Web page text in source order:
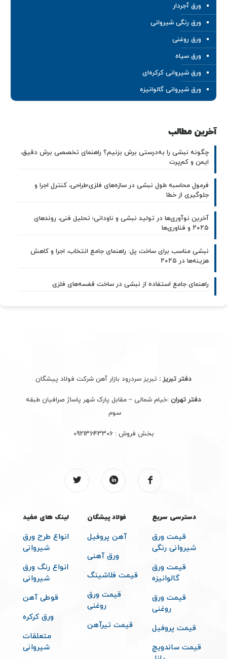
ورق آجردار
ورق رنگی شیروانی
ورق روغنی
ورق سیاه
ورق شیروانی کرکره‌ای
ورق شیروانی گالوانیزه
آخرین مطالب
چگونه نبشی را به‌درستی برش بزنیم؟ راهنمای تخصصی برش دقیق،
ایمن و کم‌پرت
فرمول محاسبه طول نبشی در سازه‌های فلزی؛طراحی، کنترل اجرا و
جلوگیری از خطا
آخرین نوآوری‌ها در تولید نبشی و ناودانی؛ تحلیل فنی، روندهای
۲۰۲۵ و فناوری‌ها
نبشی مناسب برای ساخت پل: راهنمای جامع انتخاب، اجرا و کاهش
هزینه‌ها در ۲۰۲۵
راهنمای جامع استفاده از نبشی در ساخت قفسه‌های فلزی
دفتر تبریز : تبریز سردرود بازار آهن شرکت فولاد پیشگان
دفتر تهران :خیام شمالی – مقابل پارک شهر پاساژ صرافیان طبقه
سوم
بخش فروش :09213643306
دسترسی سریع
قیمت ورق
شیروانی رنگی
قیمت ورق
گالوانیزه
قیمت ورق
روغنی
قیمت پروفیل
قیمت ساندویچ
فولاد پیشگان
آهن پروفیل
ورق آهنی
قیمت فلاشینگ
قیمت ورق
روغنی
قیمت تیرآهن
لینک های مفید
انواع طرح ورق
شیروانی
انواع رنگ ورق
شیروانی
قوطی آهن
ورق کرکره
متعلقات
شیروانی